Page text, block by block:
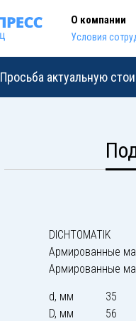
О компании
Условия
Просьба актуальную
DICHTOMATIK
Армированные
Армированные
d, мм
35
D, мм
56